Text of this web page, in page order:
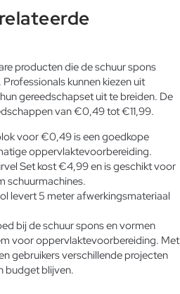
producten die de schuur spons
kunnen kiezen uit
gereedschapset uit te breiden. De
van €0,49 tot €11,99.
voor €0,49 is een goedkope
oppervlaktevoorbereiding.
Set kost €4,99 en is geschikt voor
schuurmachines.
levert 5 meter afwerkingsmateriaal
bij de schuur spons en vormen
voor oppervlaktevoorbereiding. Met
gebruikers verschillende projecten
budget blijven.